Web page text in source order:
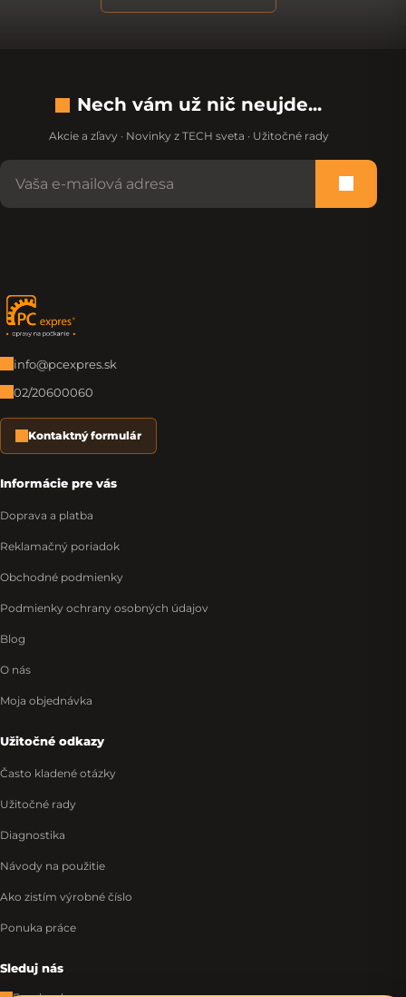
Nech vám už nič neujde...
Akcie a zľavy · Novinky z TECH sveta · Užitočné rady
Nevypĺňajte toto pole:
Zápätie
info@pcexpres.sk
02/20600060
Kontaktný formulár
Informácie pre vás
Doprava a platba
Reklamačný poriadok
Obchodné podmienky
Podmienky ochrany osobných údajov
Blog
O nás
Moja objednávka
Užitočné odkazy
Často kladené otázky
Užitočné rady
Diagnostika
Návody na použitie
Ako zistím výrobné číslo
Ponuka práce
Sleduj nás